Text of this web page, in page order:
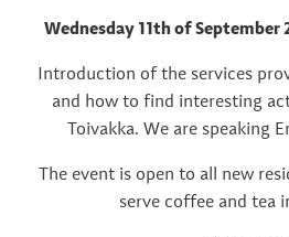
Wednesday 11th of September
Introduction of the services
and how to find interesting
Toivakka. We are speaking
The event is open to all new
serve coffee and tea